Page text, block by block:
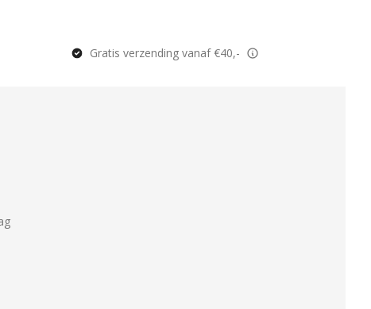
Gratis verzending vanaf €40,-